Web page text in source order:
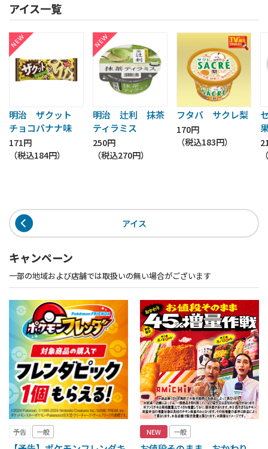
アイス一覧
明治 ザクット
チョコバナナ味
171円
（税込184円）
明治 辻利 抹茶
ティラミス
250円
（税込270円）
フタバ サクレ梨
170円
（税込183円）
アイス
キャンペーン
一部の地域および店舗では取扱いの無い場合がございます
予告 一般 NEW 一般